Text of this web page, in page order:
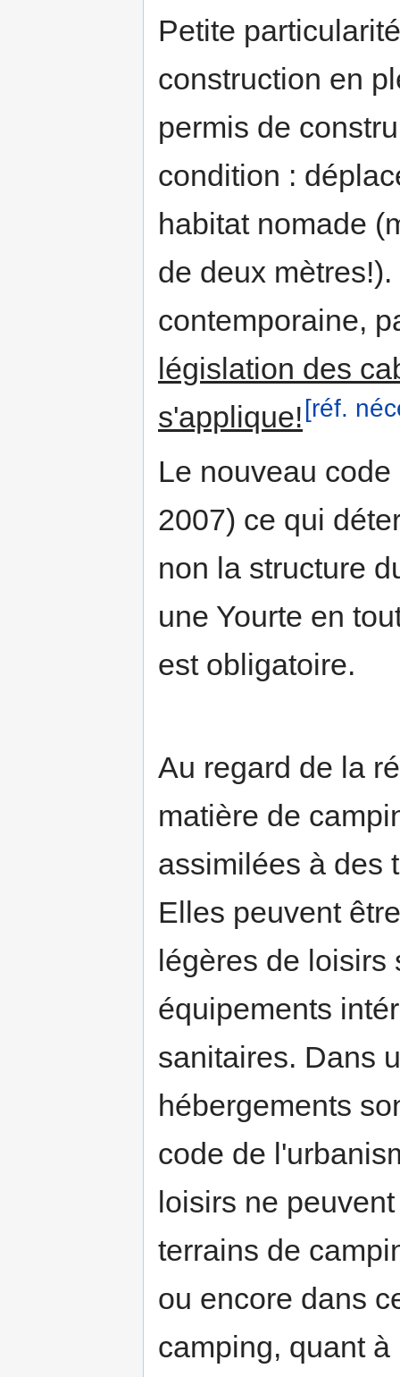
Petite
construction en
permis de
condition :
habitat nomade
de deux
contemporaine,
législation des
s'applique![réf.
Le nouveau
2007) ce qui
non la structure
une Yourte en
est obligatoire.
Au regard de la
matière de
assimilées à des
Elles peuvent
légères de
équipements
sanitaires. Dans
hébergements
code de
loisirs ne
terrains de
ou encore dans
camping, quant